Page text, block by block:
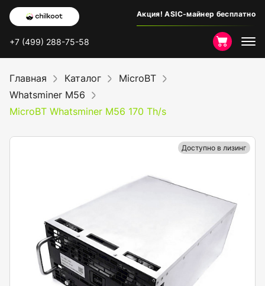
Акция! ASIC-майнер бесплатно
+7 (499) 288-75-58
Главная Каталог
MicroBT
Whatsminer M56
MicroBT Whatsminer M56 170 Th/s
Доступно в лизинг